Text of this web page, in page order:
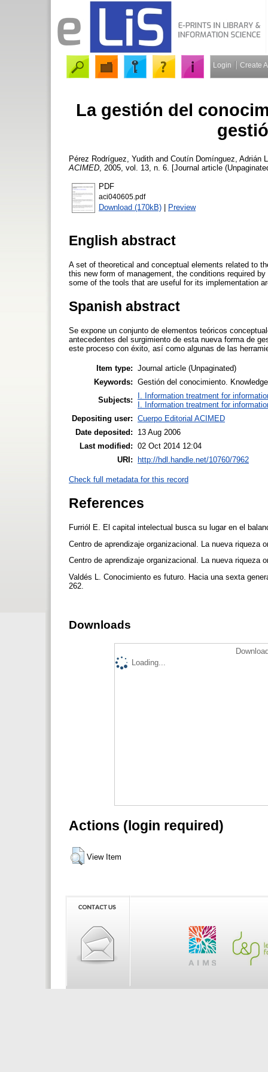
Login Create
La gestión del
Pérez Rodríguez, Yudith and Coutín Domínguez, Adrián
ACIMED , 2005, vol. 13, n. 6. [Journal article
PDF
aci040605.pdf
Download (170kB) | Preview
English abstract
A set of theoretical and conceptual elements related to
this new form of management, the conditions required
some of the tools that are useful for its implementation
Spanish abstract
Se expone un conjunto de elementos teóricos
antecedentes del surgimiento de esta nueva forma de
este proceso con éxito, así como algunas de las
Item type: Journal article (Unpaginated)
Keywords: Gestión del conocimiento.
Subjects:
I. Information treatment for
I. Information treatment for
Depositing user: Cuerpo Editorial ACIMED
Date deposited:
13 Aug 2006
Last modified: 02 Oct 2014 12:04
URI:
http://hdl.handle.net/10760/7962
Check full metadata for this record
References
Furriól E. El capital intelectual busca su lugar en el
Centro de aprendizaje organizacional. La nueva
Centro de aprendizaje organizacional. La nueva
Valdés L. Conocimiento es futuro. Hacia una sexta
262.
Downloads
Loading...
Actions (login required)
View Item